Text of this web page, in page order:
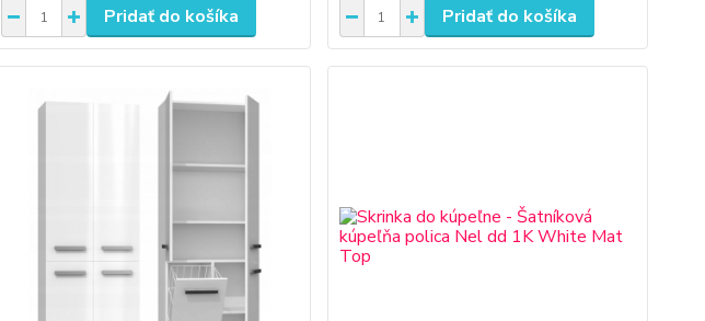
Pridať do košíka Pridať do košíka